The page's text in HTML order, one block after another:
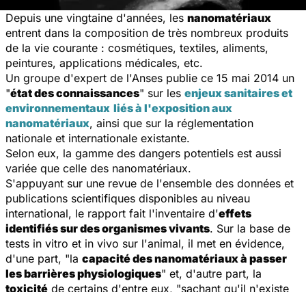
Depuis une vingtaine d'années, les nanomatériaux
entrent dans la composition de très nombreux produits
de la vie courante : cosmétiques, textiles, aliments,
peintures, applications médicales, etc.
Un groupe d'expert de l'Anses publie ce 15 mai 2014 un
"état des connaissances" sur les enjeux sanitaires et
environnementaux liés à l'exposition aux
nanomatériaux, ainsi que sur la réglementation
nationale et internationale existante.
Selon eux, la gamme des dangers potentiels est aussi
variée que celle des nanomatériaux.
S'appuyant sur une revue de l'ensemble des données et
publications scientifiques disponibles au niveau
international, le rapport fait l'inventaire d'effets
identifiés sur des organismes vivants. Sur la base de
tests in vitro et in vivo sur l'animal, il met en évidence,
d'une part, "la capacité des nanomatériaux à passer
les barrières physiologiques" et, d'autre part, la
toxicité de certains d'entre eux, "sachant qu'il n'existe